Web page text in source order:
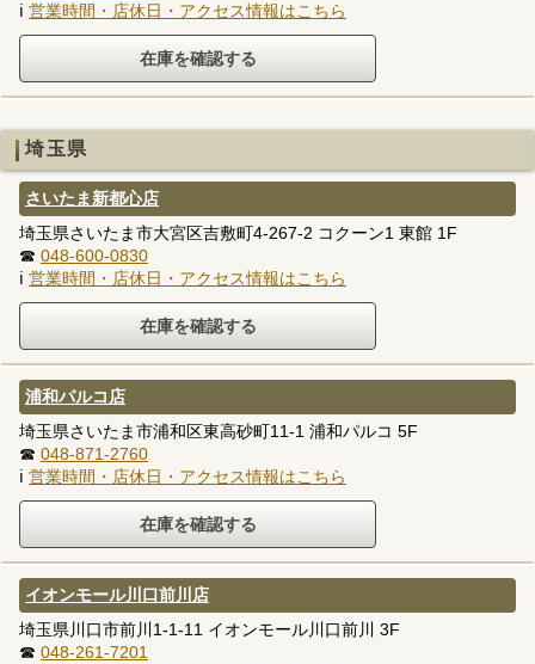
ℹ 営業時間・店休日・アクセス情報はこちら
埼玉県
さいたま新都心店
埼玉県さいたま市大宮区吉敷町4-267-2 コクーン1 東館 1F
☎ 048-600-0830
ℹ 営業時間・店休日・アクセス情報はこちら
浦和パルコ店
埼玉県さいたま市浦和区東高砂町11-1 浦和パルコ 5F
☎ 048-871-2760
ℹ 営業時間・店休日・アクセス情報はこちら
イオンモール川口前川店
埼玉県川口市前川1-1-11 イオンモール川口前川 3F
☎ 048-261-7201